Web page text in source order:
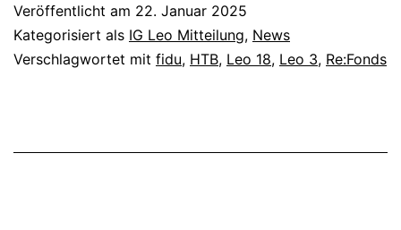
mehr
Veröffentlicht am 22. Januar 2025
Kategorisiert als IG Leo Mitteilung, News
Verschlagwortet mit fidu, HTB, Leo 18, Leo 3, Re:Fonds